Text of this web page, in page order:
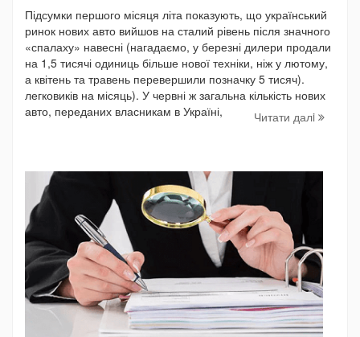
Підсумки першого місяця літа показують, що український
ринок нових авто вийшов на сталий рівень після значного
«спалаху» навесні (нагадаємо, у березні дилери продали
на 1,5 тисячі одиниць більше нової техніки, ніж у лютому,
а квітень та травень перевершили позначку 5 тисяч).
легковиків на місяць). У червні ж загальна кількість нових
авто, переданих власникам в Україні,
Читати далi